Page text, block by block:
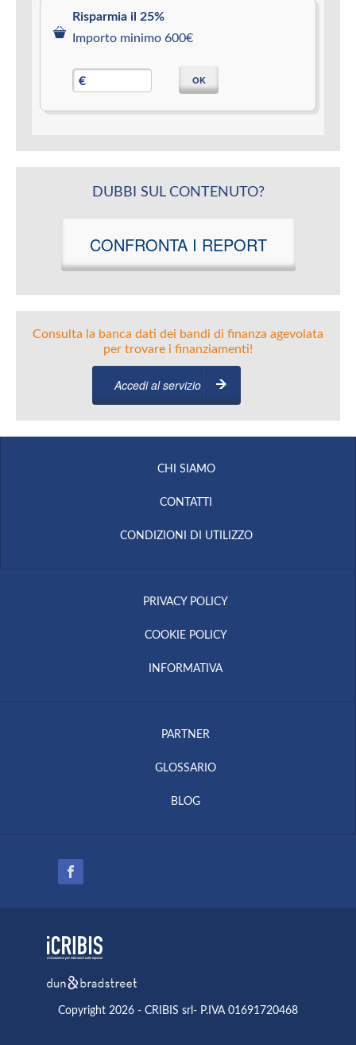
Risparmia il 25%
Importo minimo 600€
€ OK
DUBBI SUL CONTENUTO?
CONFRONTA I REPORT
Consulta la banca dati dei bandi di finanza agevolata
per trovare i finanziamenti!
Accedi al servizio
CHI SIAMO
CONTATTI
CONDIZIONI DI UTILIZZO
PRIVACY POLICY
COOKIE POLICY
INFORMATIVA
PARTNER
GLOSSARIO
BLOG
Copyright 2026 - CRIBIS srl- P.IVA 01691720468